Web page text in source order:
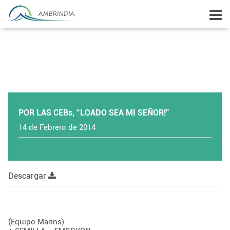
POR LAS CEBs, “LOADO SEA MI SEÑOR!”
14 de Febrero de 2014
Descargar
(Equipo Marins)